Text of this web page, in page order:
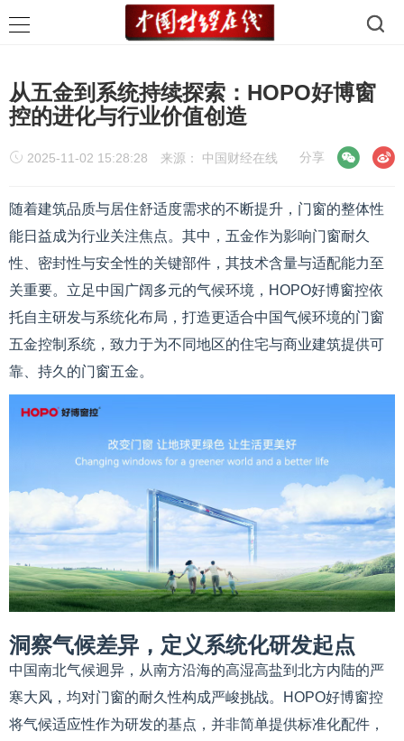
从五金到系统持续探索：HOPO好博窗
控的进化与行业价值创造
分享
微信 微博
2025-11-02 15:28:28 来源： 中国财经在线
随着建筑品质与居住舒适度需求的不断提升，门窗的整体性
能日益成为行业关注焦点。其中，五金作为影响门窗耐久
性、密封性与安全性的关键部件，其技术含量与适配能力至
关重要。立足中国广阔多元的气候环境，HOPO好博窗控依
托自主研发与系统化布局，打造更适合中国气候环境的门窗
五金控制系统，致力于为不同地区的住宅与商业建筑提供可
靠、持久的门窗五金。
洞察气候差异，定义系统化研发起点
中国南北气候迥异，从南方沿海的高湿高盐到北方内陆的严
寒大风，均对门窗的耐久性构成严峻挑战。HOPO好博窗控
将气候适应性作为研发的基点，并非简单提供标准化配件，